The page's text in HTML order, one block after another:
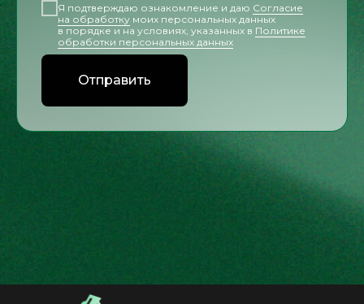
Я подтверждаю ознакомление и даю Согласие
на обработку моих персональных данных
в порядке и на условиях, указанных в Политике
обработки персональных данных
Отправить